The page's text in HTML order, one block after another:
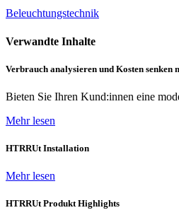
Beleuchtungstechnik
Verwandte Inhalte
Verbrauch analysieren und Kosten
Bieten Sie Ihren Kund:innen eine
Mehr lesen
HTRRUt Installation
Mehr lesen
HTRRUt Produkt Highlights